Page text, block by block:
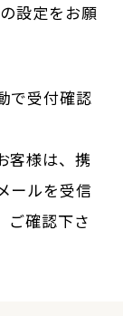
設定をお願
で受付確認
客様は、携
ールを受信
ご確認下さ